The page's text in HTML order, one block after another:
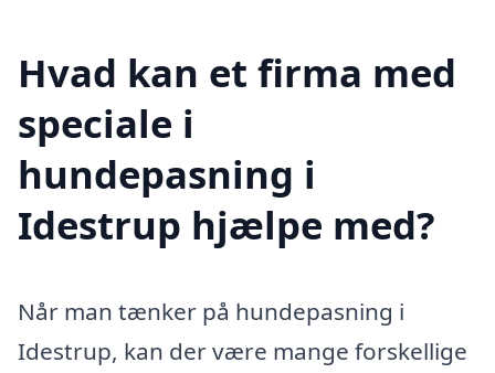
Hvad kan et firma med
speciale i
hundepasning i
Idestrup hjælpe med?
Når man tænker på hundepasning i
Idestrup, kan der være mange forskellige